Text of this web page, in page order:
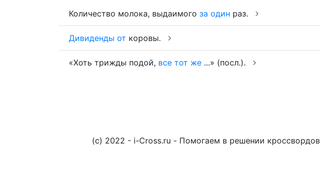
Количество молока, выдаимого за один раз.
Дивиденды от коровы.
«Хоть трижды подой, все тот же ...» (посл.).
(c) 2022 - i-Cross.ru - Помогаем в решении